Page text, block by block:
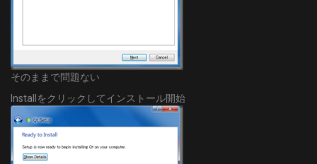
そのままで問題ない
Installをクリックしてインストール開始